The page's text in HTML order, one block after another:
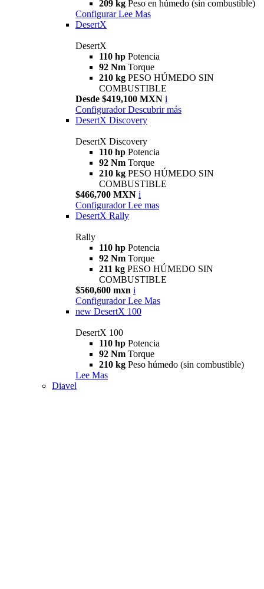
209 kg Peso en húmedo (sin combustible)
Configurar Lee Mas
DesertX
DesertX
110 hp Potencia
92 Nm Torque
210 kg PESO HÚMEDO SIN
COMBUSTIBLE
Desde $419,100 MXN i
Configurador Descubrir más
DesertX Discovery
DesertX Discovery
110 hp Potencia
92 Nm Torque
210 kg PESO HÚMEDO SIN
COMBUSTIBLE
$466,700 MXN i
Configurador Lee mas
DesertX Rally
Rally
110 hp Potencia
92 Nm Torque
211 kg PESO HÚMEDO SIN
COMBUSTIBLE
$560,600 mxn i
Configurador Lee Mas
new DesertX 100
DesertX 100
110 hp Potencia
92 Nm Torque
210 kg Peso húmedo (sin combustible)
Lee Mas
Diavel